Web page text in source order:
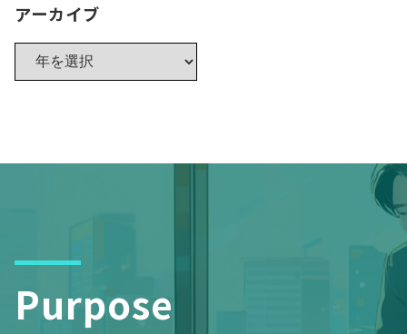
アーカイブ
Purpose